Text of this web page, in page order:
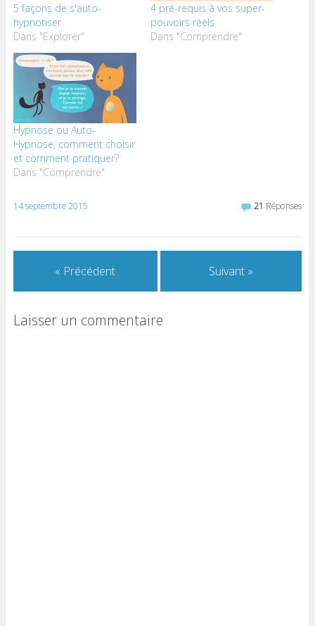
5 façons de s'auto-
hypnotiser
Dans "Explorer"
4 pré-requis à vos super-
pouvoirs réels
Dans "Comprendre"
Hypnose ou Auto-
Hypnose, comment choisir
et comment pratiquer?
Dans "Comprendre"
14 septembre 2015 21 Réponses
« Précédent Suivant »
Laisser un commentaire